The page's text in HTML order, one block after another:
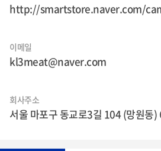
http://smartstore.naver.com/
이메일
kl3meat@naver.com
회사주소
서울 마포구 동교로3길 104 (망원동)